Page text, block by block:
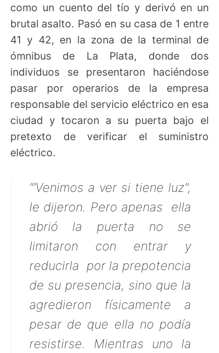
como un cuento del tío y derivó en un
brutal asalto. Pasó en su casa de 1 entre
41 y 42, en la zona de la terminal de
ómnibus de La Plata, donde dos
individuos se presentaron haciéndose
pasar por operarios de la empresa
responsable del servicio eléctrico en esa
ciudad y tocaron a su puerta bajo el
pretexto de verificar el suministro
eléctrico.
“’Venimos a ver si tiene luz",
le dijeron. Pero apenas ella
abrió la puerta no se
limitaron con entrar y
reducirla por la prepotencia
de su presencia, sino que la
agredieron físicamente a
pesar de que ella no podía
resistirse. Mientras uno la